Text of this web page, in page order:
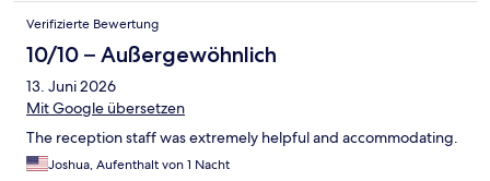
Verifizierte Bewertung
10/10 – Außergewöhnlich
13. Juni 2026
Mit Google übersetzen
The reception staff was extremely helpful and accommodating.
Joshua, Aufenthalt von 1 Nacht